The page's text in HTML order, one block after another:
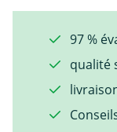
97 %
qualité